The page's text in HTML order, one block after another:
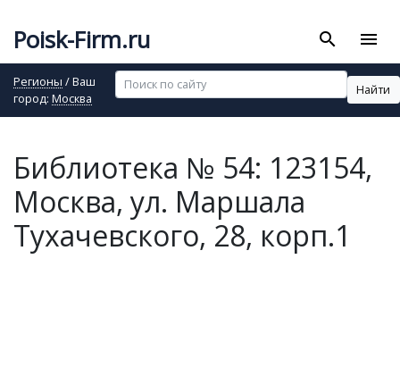
Poisk-Firm.ru search menu
Регионы / Ваш
город: Москва
Найти
Библиотека № 54: 123154,
Москва, ул. Маршала
Тухачевского, 28, корп.1